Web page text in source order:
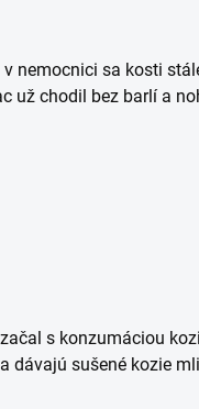
nemocnici sa kosti
už chodil bez barlí a
s konzumáciou
sušené kozie